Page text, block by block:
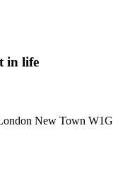
in life
New Town W1G